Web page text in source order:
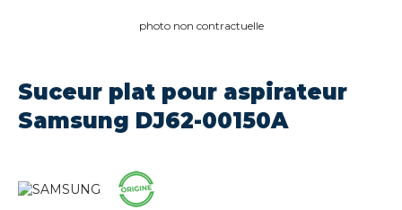
photo non contractuelle
Suceur plat pour aspirateur
Samsung DJ62-00150A